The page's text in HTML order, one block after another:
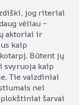
jog riteriai
vėliau –
aktoriai ir
kaip
Būtent jų
kaip
Tie vaizdiniai
nei
šarvai